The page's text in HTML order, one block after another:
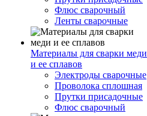
Флюс сварочный
Ленты сварочные
Материалы для сварки меди
и ее сплавов
Электроды сварочные
Проволока сплошная
Прутки присадочные
Флюс сварочный